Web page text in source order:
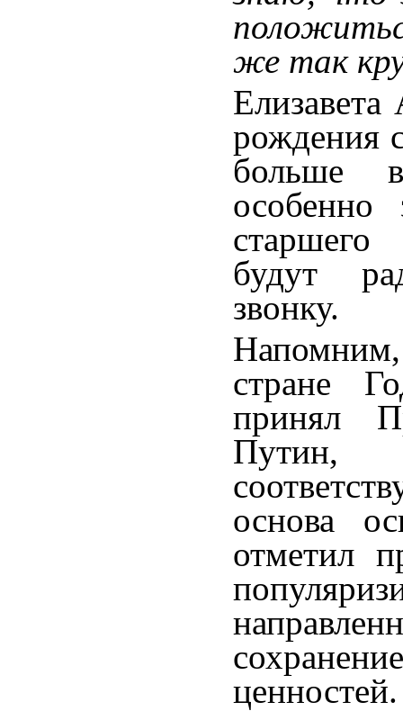
же так
Елизавета
рождения
больше
особенно
старшего
будут
звонку.
стране
принял
Путин,
основа
отметил
ценностей.